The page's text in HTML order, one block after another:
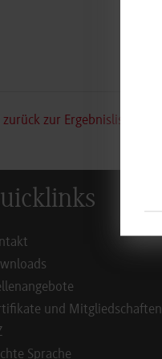
zurück zur Ergebnisliste
und Mitgliedschaften
Sprache